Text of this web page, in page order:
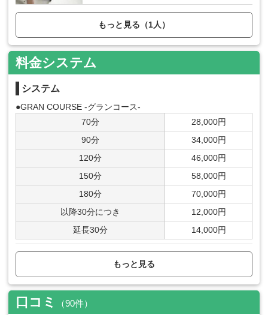
もっと見る（1人）
料金システム
システム
●GRAN COURSE -グランコース-
70分
28,000円
90分
34,000円
120分
46,000円
150分
58,000円
180分
70,000円
以降30分につき
12,000円
延長30分
14,000円
●LA REINE COURSE-ラレーヌコース-
90分
46,000円
120分
もっと見る
口コミ （90件）